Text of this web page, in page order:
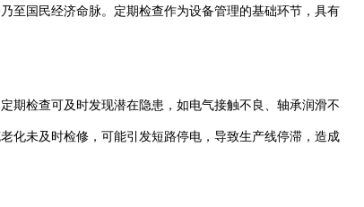
至国民经济命脉。定期检查作为设备管理的基础环节，具有
期检查可及时发现潜在隐患，如电气接触不良、轴承润滑不
化未及时检修，可能引发短路停电，导致生产线停滞，造成